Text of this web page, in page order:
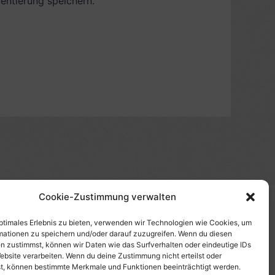
Cookie-Zustimmung verwalten
Erlebnis zu bieten, verwenden wir Technologien wie Cookies, um
zu speichern und/oder darauf zuzugreifen. Wenn du diesen
zustimmst, können wir Daten wie das Surfverhalten oder eindeutige IDs
verarbeiten. Wenn du deine Zustimmung nicht erteilst oder
können bestimmte Merkmale und Funktionen beeinträchtigt werden.
"Amazon-Suche" und/oder mit Sternchen (*):
etwas kaufst, erhalte ich eine Provision. Du zahlst
diese Seite. Als Amazon-Partner verdiene ich an
Produktbilder, die mit einer Händler-Seite wie